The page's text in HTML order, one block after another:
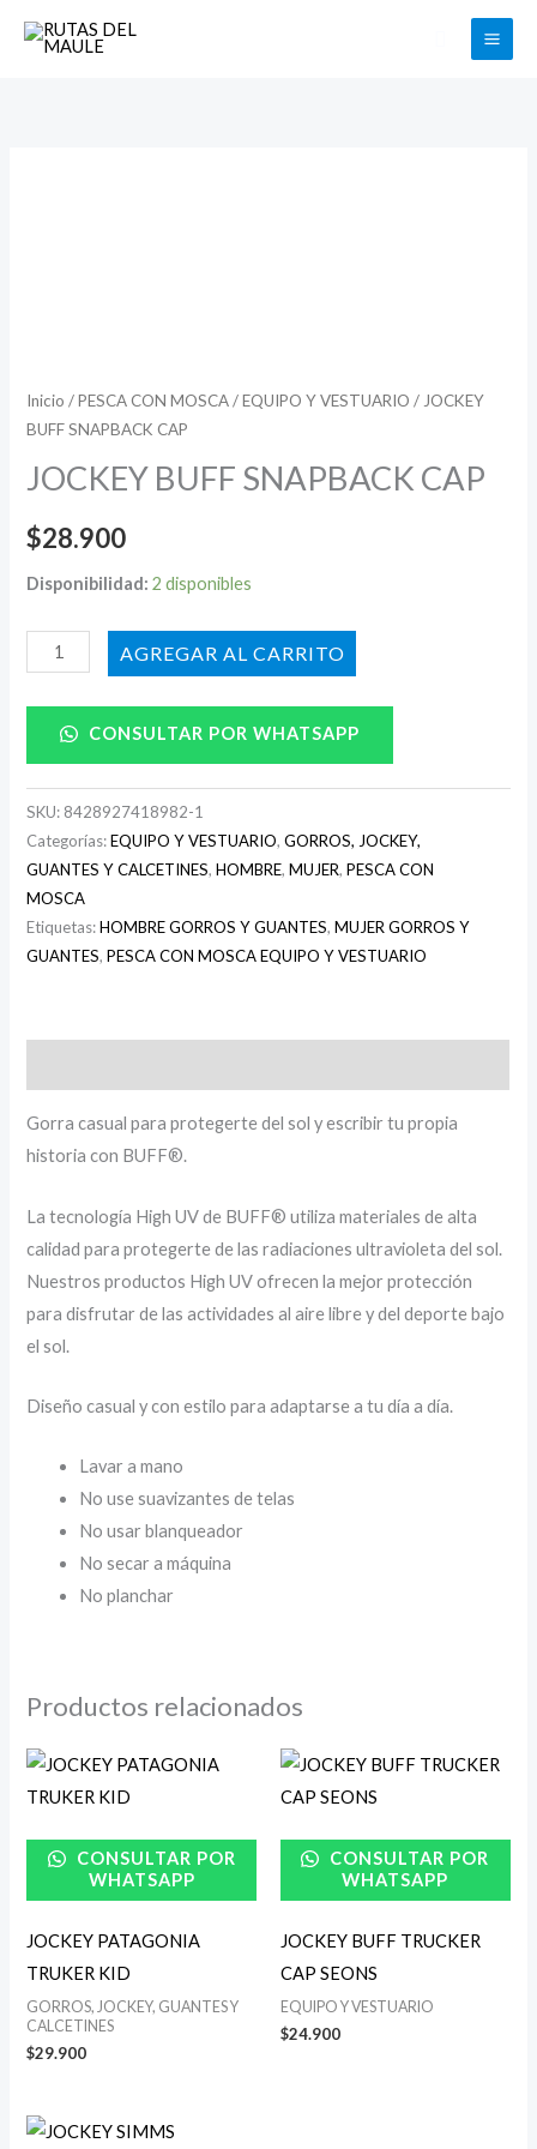
Buscar
Inicio /PESCA CON MOSCA/EQUIPO Y VESTUARIO / JOCKEY
BUFF SNAPBACK CAP
JOCKEY BUFF SNAPBACK CAP
$28.900
Disponibilidad: 2 disponibles
AÑADIR AL CARRITO
CONSULTAR POR WHATSAPP
SKU: 8428927418982-1
Categorías:EQUIPO Y VESTUARIO,GORROS, JOCKEY,
GUANTES Y CALCETINES,HOMBRE,MUJER,PESCA CON
MOSCA
Etiquetas:HOMBRE GORROS Y GUANTES,MUJER GORROS Y
GUANTES,PESCA CON MOSCA EQUIPO Y VESTUARIO
Gorra casual para protegerte del sol y escribir tu propia
historia con BUFF®.
La tecnología High UV de BUFF® utiliza materiales de alta
calidad para protegerte de las radiaciones ultravioleta del sol.
Nuestros productos High UV ofrecen la mejor protección
para disfrutar de las actividades al aire libre y del deporte bajo
el sol.
Diseño casual y con estilo para adaptarse a tu día a día.
Lavar a mano
No use suavizantes de telas
No usar blanqueador
No secar a máquina
No planchar
Productos relacionados
CONSULTAR POR
WHATSAPP
JOCKEY PATAGONIA
TRUKER KID
GORROS, JOCKEY, GUANTES Y
CALCETINES
$29.900
CONSULTAR POR
WHATSAPP
JOCKEY BUFF TRUCKER
CAP SEONS
EQUIPO Y VESTUARIO
$24.900